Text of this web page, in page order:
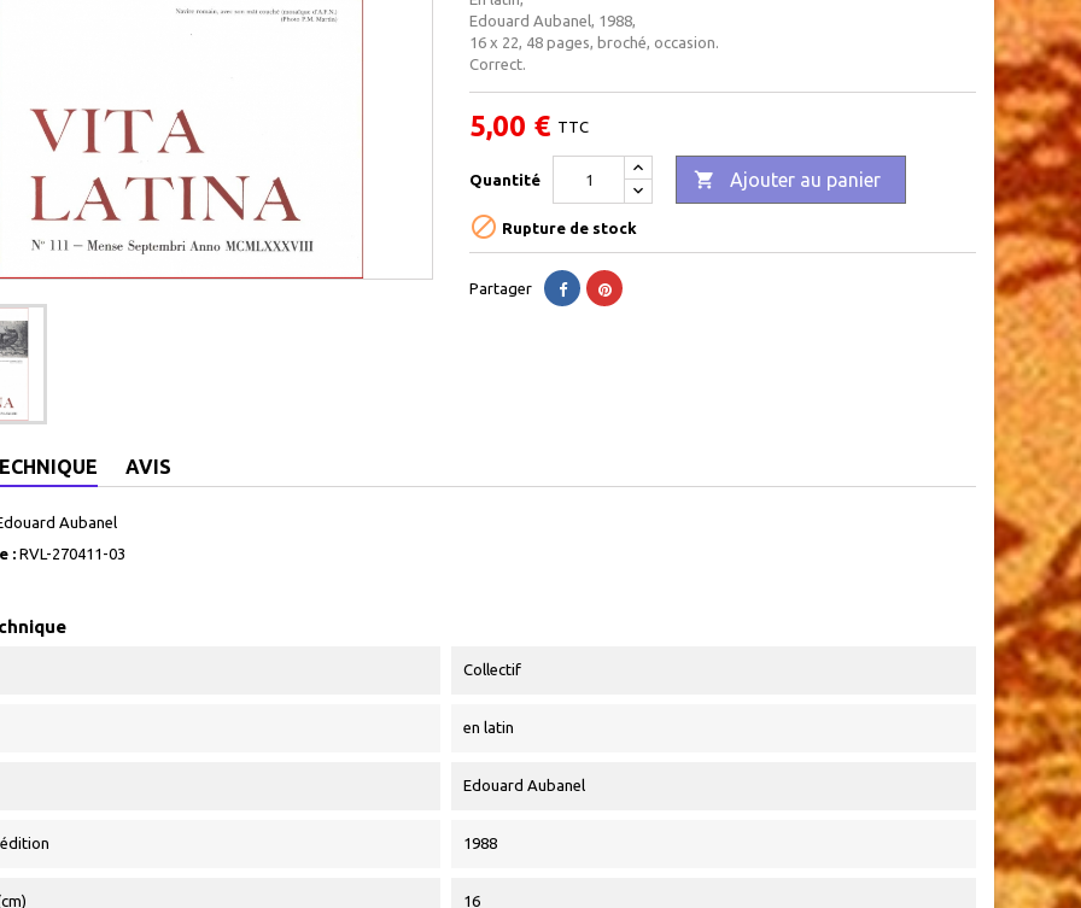
Edouard Aubanel, 1988,
16 x 22, 48 pages, broché, occasion.
Correct.
5,00 € TTC
Quantité  Ajouter au panier
 Rupture de stock
Partager
AVIS
Aubanel
: RVL-270411-03
Collectif
en latin
Edouard Aubanel
1988
16